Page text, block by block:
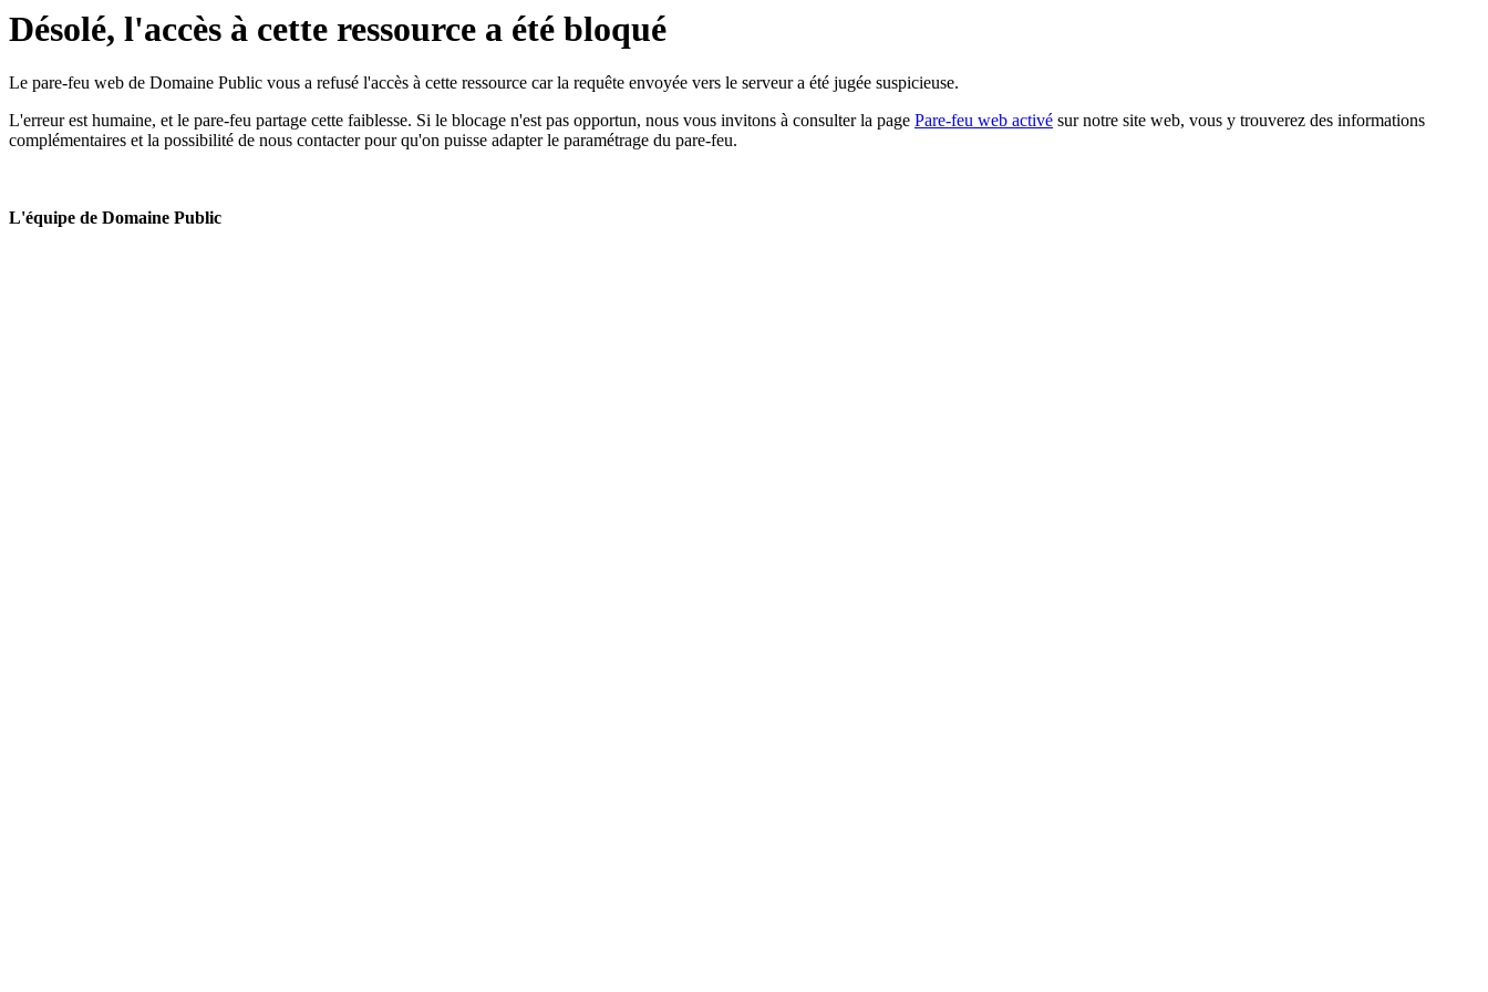
Désolé, l'accès à cette ressource a été bloqué
Le pare-feu web de Domaine Public vous a refusé l'accès à cette ressource car la requête envoyée vers le serveur a été jugée suspicieuse.
L'erreur est humaine, et le pare-feu partage cette faiblesse. Si le blocage n'est pas opportun, nous vous invitons à consulter la page Pare-feu web activé sur notre site web, vous y trouverez des informations
complémentaires et la possibilité de nous contacter pour qu'on puisse adapter le paramétrage du pare-feu.
L'équipe de Domaine Public